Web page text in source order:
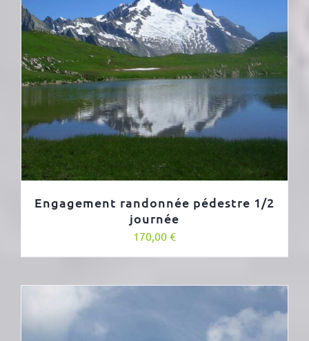
Engagement randonnée pédestre 1/2
journée
170,00 €